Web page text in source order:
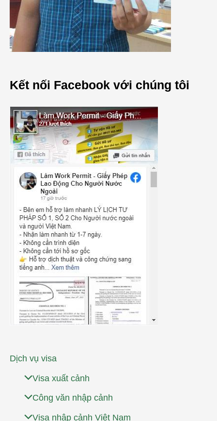
Kết nối Facebook với chúng tôi
Dịch vụ visa
Visa xuất cảnh
Công văn nhập cảnh
Visa nhập cảnh Việt Nam